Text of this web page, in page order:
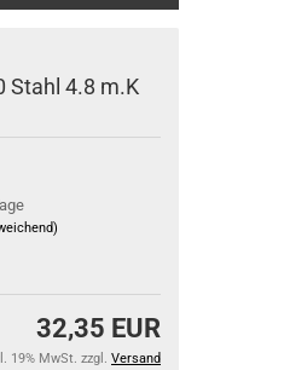
Stahl 4.8 m.K
32,35 EUR
19% MwSt. zzgl. Versand